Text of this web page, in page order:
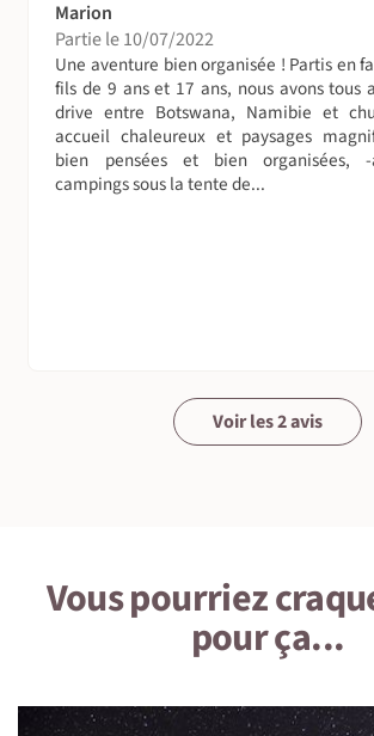
Marion
Partie le 10/07/2022
Une aventure bien organisée ! Partis en
fils de 9 ans et 17 ans, nous avons tous
drive entre Botswana, Namibie et
accueil chaleureux et paysages
bien pensées et bien organisées, -
campings sous la tente de...
Voir les 2 avis
Vous pourriez
pour ça...